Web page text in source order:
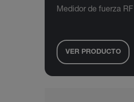
Medidor de fuerza RF
VER PRODUCTO